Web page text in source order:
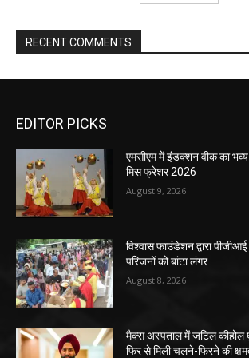
RECENT COMMENTS
EDITOR PICKS
एमसीएम में इंडक्शन वीक का
मिस फ्रेशर 2026
August 9, 2026
विश्वास फाउंडेशन द्वारा
परिजनों को बांटा लंगर
August 8, 2026
मैक्स अस्पताल में जटिल कीहोल
फिर से मिली चलने-फिरने की